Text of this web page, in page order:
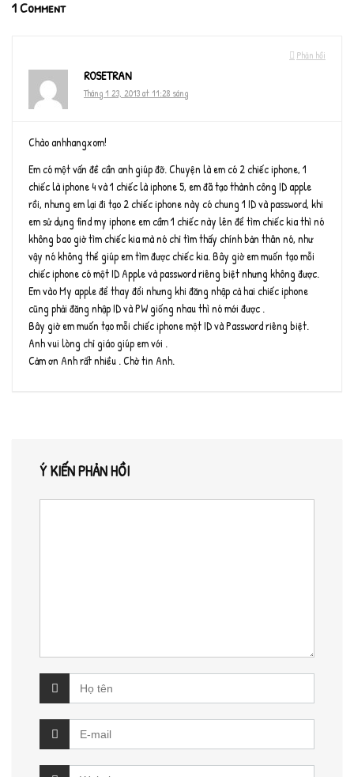
1 Comment
Phản hồi
ROSETRAN
Tháng 1 23, 2013 at 11:28 sáng
Chào anhhangxom!
Em có một vấn đề cần anh giúp đỡ. Chuyện là em có 2 chiếc iphone, 1
chiếc là iphone 4 và 1 chiếc là iphone 5, em đã tạo thành công ID apple
rồi, nhưng em lại đi tạo 2 chiếc iphone này có chung 1 ID và password, khi
em sử dụng find my iphone em cầm 1 chiếc này lên để tìm chiếc kia thì nó
không bao giờ tìm chiếc kia mà nó chỉ tìm thấy chính bản thân nó, như
vậy nó không thể giúp em tìm được chiếc kia. Bây giờ em muốn tạo mỗi
chiếc iphone có một ID Apple và password riêng biệt nhưng không được.
Em vào My apple để thay đổi nhưng khi đăng nhập cả hai chiếc iphone
cũng phải đăng nhập ID và PW giống nhau thì nó mới được .
Bây giờ em muốn tạo mỗi chiếc iphone một ID và Password riêng biệt.
Anh vui lòng chỉ giáo giúp em với .
Cảm ơn Anh rất nhiều . Chờ tin Anh.
Ý KIẾN PHẢN HỒI